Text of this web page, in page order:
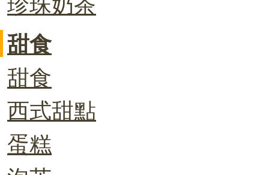
甜食
甜食
西式甜點
蛋糕